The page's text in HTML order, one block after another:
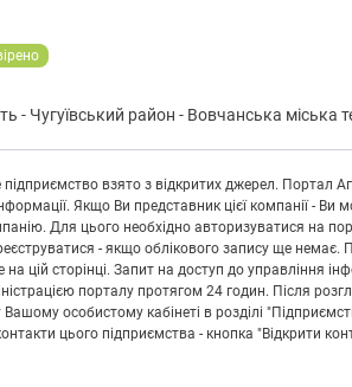
- Чугуївський район - Вoвчaнськa міська
взято з відкритих джерел. Портал
Якщо Ви представник цієї компанії -
Для цього необхідно авторизуватися на
- якщо облікового запису ще немає.
на цій сторінці. Запит на доступ до управління
порталу протягом 24 годин. Після
особистому кабінеті в розділі
цього підприємства - кнопка "Відкрити